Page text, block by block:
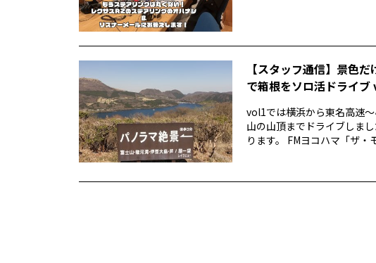
【スタッフ通信】景色
で箱根をソロ活ドライブ
vol1では横浜から東名高速
山の山頂までドライブしま
ります。 FMヨコハマ「ザ・